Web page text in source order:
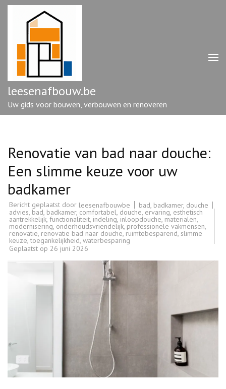
Ga
enter)
leesenafbouw.be
Uw gids voor bouwen, verbouwen en renoveren
Renovatie van bad naar douche:
Een slimme keuze voor uw
badkamer
Bericht geplaatst door leesenafbouwbe bad badkamer, douche
advies, bad, badkamer, comfortabel, douche, ervaring, esthetisch
aantrekkelijk, functionaliteit, indeling, inloopdouche, materialen,
modernisering, onderhoudsvriendelijk, professionele vakmensen,
renovatie, renovatie bad naar douche, ruimtebesparend, slimme
keuze,toegankelijkheid, waterbesparing
Geplaatst op 26 juni 2026